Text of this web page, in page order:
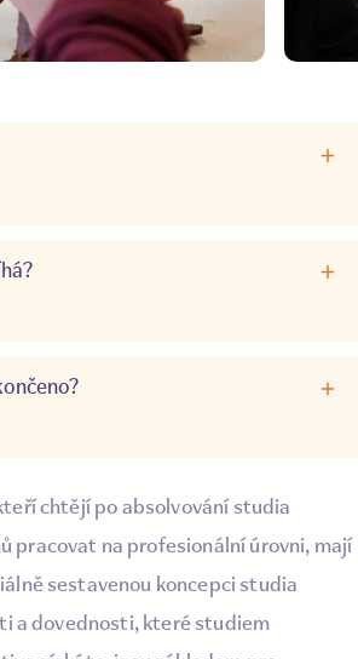
chtějí po absolvování studia
pracovat na profesionální úrovni, mají
sestavenou koncepci studia
a dovednosti, které studiem